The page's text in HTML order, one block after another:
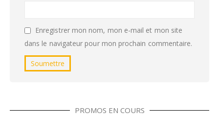
Enregistrer mon nom, mon e-mail et mon site
dans le navigateur pour mon prochain commentaire.
PROMOS EN COURS